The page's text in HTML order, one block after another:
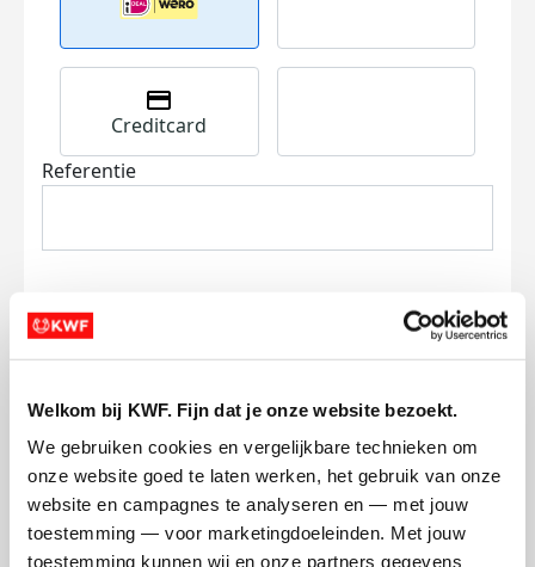
Welkom bij KWF. Fijn dat je onze website bezoekt.
We gebruiken cookies en vergelijkbare technieken om
onze website goed te laten werken, het gebruik van onze
website en campagnes te analyseren en — met jouw
toestemming — voor marketingdoeleinden. Met jouw
toestemming kunnen wij en onze partners gegevens
Creditcard
Referentie
en betaal €0.75 extra.
Doneer nu